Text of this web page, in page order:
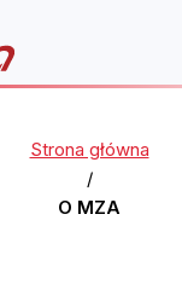
Strona główna
/
O MZA